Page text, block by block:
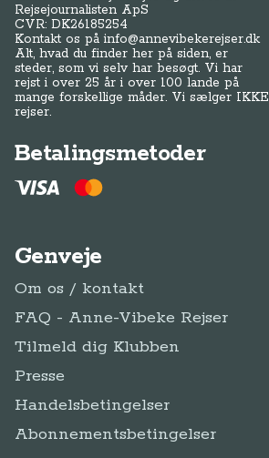
Rejsejournalisten ApS
CVR: DK26185254
Kontakt os påinfo@annevibekerejser.dk
Alt, hvad du finder her på siden, er
steder, som vi selv har besøgt. Vi har
rejst i over 25 år i over 100 lande på
mange forskellige måder. Vi sælger IKKE
rejser.
Betalingsmetoder
Genveje
Om os / kontakt
FAQ - Anne-Vibeke Rejser
Tilmeld dig Klubben
Presse
Handelsbetingelser
Abonnementsbetingelser